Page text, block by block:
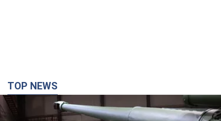
Кремль отримав "вікно можливостей", а Трамп